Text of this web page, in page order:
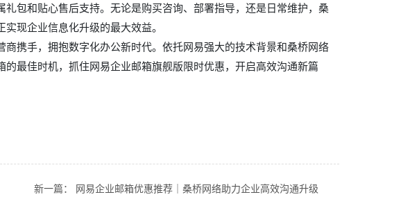
包和贴心售后支持。无论是购买咨询、部署指导，还是日常维护，桑
现企业信息化升级的最大效益。
携手，拥抱数字化办公新时代。依托网易强大的技术背景和桑桥网络
最佳时机，抓住网易企业邮箱旗舰版限时优惠，开启高效沟通新篇
新一篇： 网易企业邮箱优惠推荐｜桑桥网络助力企业高效沟通升级